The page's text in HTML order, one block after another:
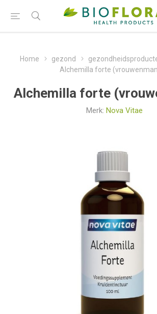
Home gezond
Alchemilla forte
Alchemilla forte
Merk: Nova Vitae